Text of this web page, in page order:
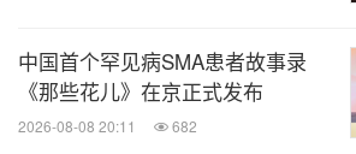
中国首个罕见病SMA患者故事录
《那些花儿》在京正式发布
2026-08-08 20:11 682